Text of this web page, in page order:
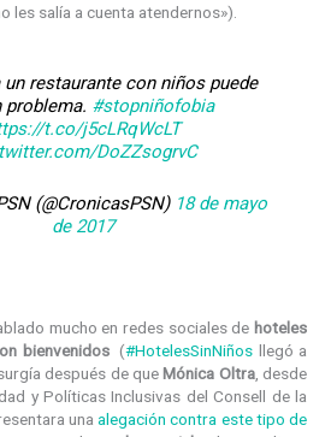
les salía a cuenta atendernos»).
un restaurante con niños puede
problema. #stopniñofobia
t.co/j5cLRqWcLT
DoZZsogrvC
(@CronicasPSN) 18 de mayo
de 2017
mucho en redes sociales de hoteles
bienvenidos(#HotelesSinNiños llegó a
después de queMónica Oltra, desde
y Políticas Inclusivas del Consell de la
una alegación contra este tipo de